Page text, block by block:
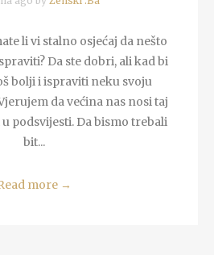
li vi stalno osjećaj da nešto
Da ste dobri, ali kad bi
bolji i ispraviti neku svoju
da većina nas nosi taj
podsvijesti. Da bismo trebali
bit...
more →